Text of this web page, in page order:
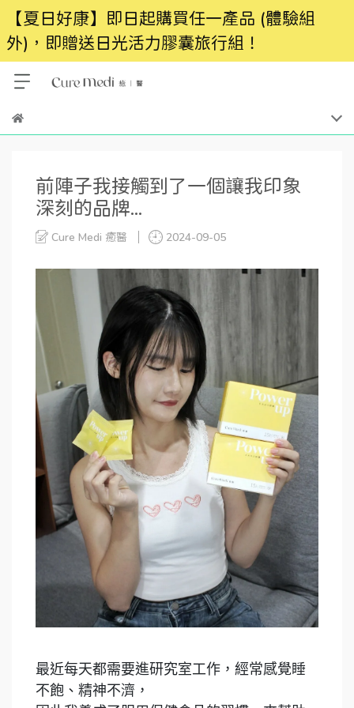
【夏日好康】即日起購買任一產品 (體驗組
外)，即贈送日光活力膠囊旅行組！
前陣子我接觸到了一個讓我印象
深刻的品牌...
Cure Medi 癒醫 2024-09-05
最近每天都需要進研究室工作，經常感覺睡
不飽、精神不濟，